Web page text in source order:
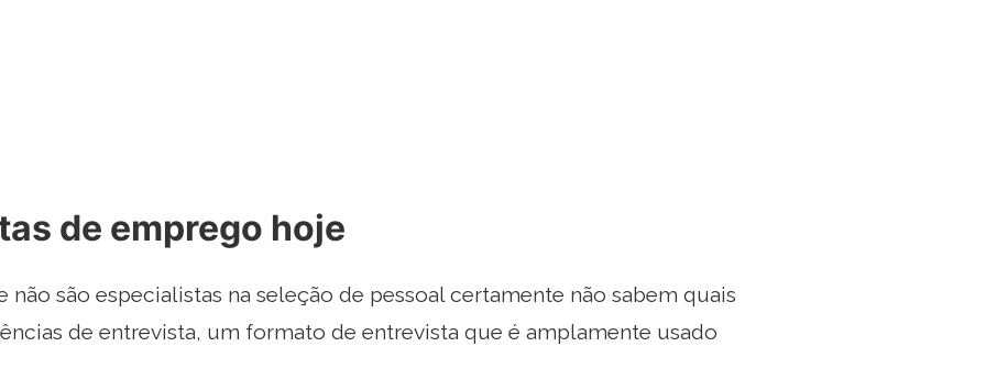
de emprego hoje
não são especialistas na seleção de pessoal certamente não sabem quais
de entrevista, um formato de entrevista que é amplamente usado